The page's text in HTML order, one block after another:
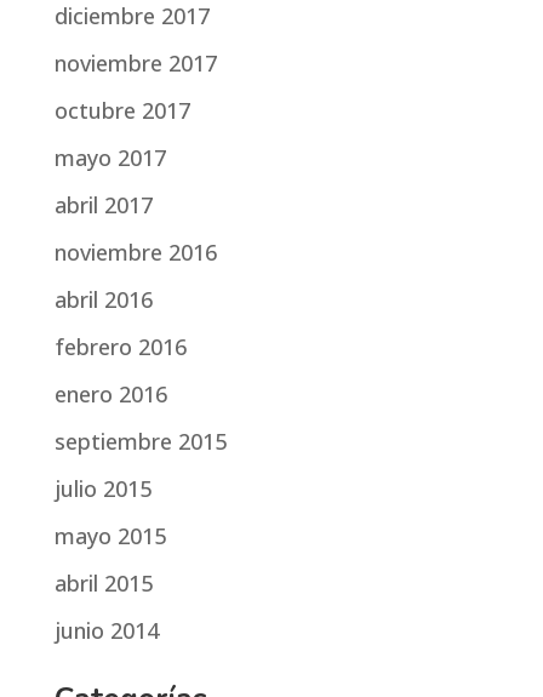
diciembre 2017
noviembre 2017
octubre 2017
mayo 2017
abril 2017
noviembre 2016
abril 2016
febrero 2016
enero 2016
septiembre 2015
julio 2015
mayo 2015
abril 2015
junio 2014